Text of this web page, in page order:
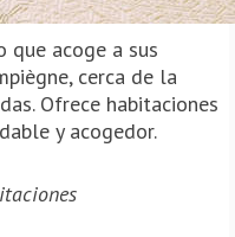
acoge a sus
cerca de la
Ofrece habitaciones
y acogedor.